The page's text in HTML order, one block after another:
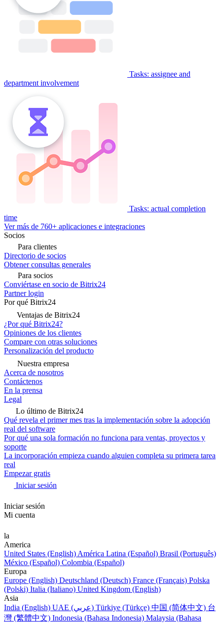
Tasks: assignee and
department involvement
Tasks: actual completion
time
Ver más de 760+ aplicaciones e integraciones
Socios
Para clientes
Directorio de socios
Obtener consultas generales
Para socios
Conviértase en socio de Bitrix24
Partner login
Por qué Bitrix24
Ventajas de Bitrix24
¿Por qué Bitrix24?
Opiniones de los clientes
Compare con otras soluciones
Personalización del producto
Nuestra empresa
Acerca de nosotros
Contáctenos
En la prensa
Legal
Lo último de Bitrix24
Qué revela el primer mes tras la implementación sobre la adopción
real del software
Por qué una sola formación no funciona para ventas, proyectos y
soporte
La incorporación empieza cuando alguien completa su primera tarea
real
Empezar gratis
Iniciar sesión
Iniciar sesión
Mi cuenta
la
America
United States (English) América Latina (Español) Brasil (Português)
México (Español) Colombia (Español)
Europa
Europe (English) Deutschland (Deutsch) France (Français) Polska
(Polski) Italia (Italiano) United Kingdom (English)
Asia
India (English)
UAE (عربي) Türkiye (Türkçe) 中国 (简体中文) 台
灣 (繁體中文) Indonesia (Bahasa Indonesia) Malaysia (Bahasa